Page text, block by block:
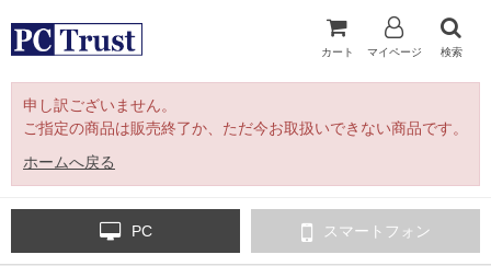
カート マイページ 検索
申し訳ございません。
ご指定の商品は販売終了か、ただ今お取扱いできない商品です。
ホームへ戻る
PC スマートフォン